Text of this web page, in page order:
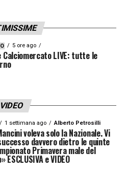
2021
italiana.
E non dimentico i gol
IN SERIE A
me sarà un
ha un Modric in più, e
squadra molto forte».
5 ore ago
Calciomercato LIVE: tutte le
VIDEO
1 settimana ago Alberto Petrosilli
voleva solo la Nazionale. Vi
davvero dietro le quinte
Primavera male del
e VIDEO